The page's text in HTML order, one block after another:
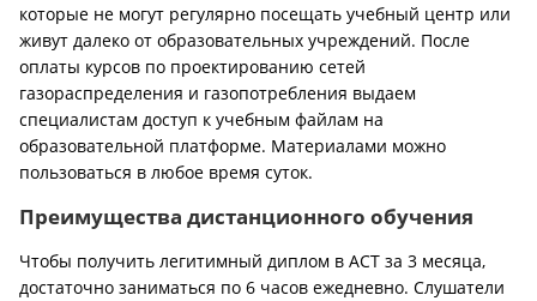
которые не могут регулярно посещать учебный центр или
живут далеко от образовательных учреждений. После
оплаты курсов по проектированию сетей
газораспределения и газопотребления выдаем
специалистам доступ к учебным файлам на
образовательной платформе. Материалами можно
пользоваться в любое время суток.
Преимущества дистанционного обучения
Чтобы получить легитимный диплом в АСТ за 3 месяца,
достаточно заниматься по 6 часов ежедневно. Слушатели